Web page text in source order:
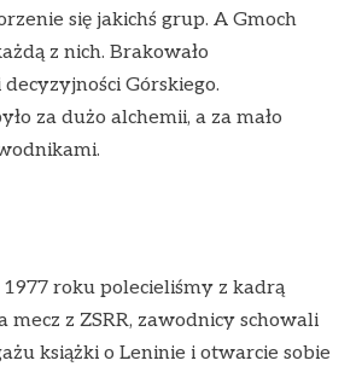
się jakichś grup. A Gmoch
z nich. Brakowało
Górskiego.
za dużo alchemii, a za mało
roku polecieliśmy z kadrą
mecz z ZSRR, zawodnicy schowali
książki o Leninie i otwarcie sobie